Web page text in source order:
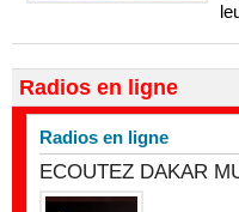
Radios en ligne
Radios en ligne
ECOUTEZ DAKAR